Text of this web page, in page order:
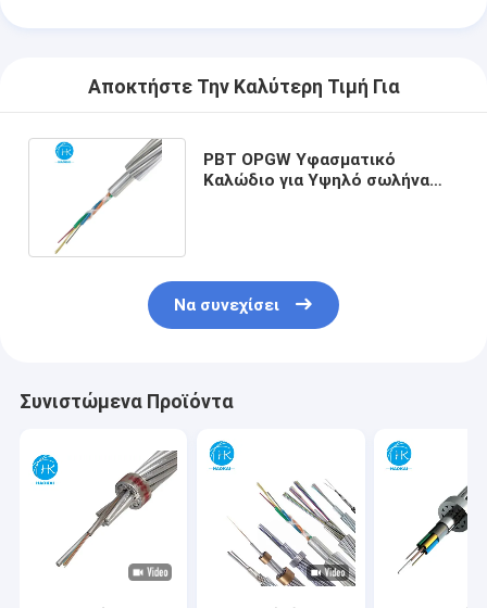
Αποκτήστε Την Καλύτερη Τιμή Για
PBT OPGW Υφασματικό
Καλώδιο για Υψηλό σωλήνα
Να συνεχίσει
Συνιστώμενα Προϊόντα